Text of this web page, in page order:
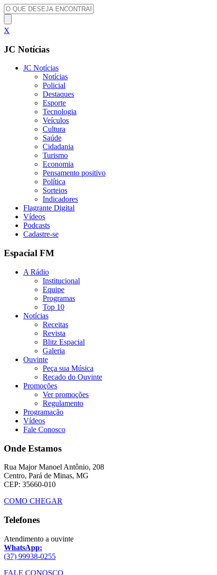
X
JC Notícias
JC Notícias
Notícias
Policial
Destaques
Esporte
Tecnologia
Veículos
Cultura
Saúde
Cidadania
Turismo
Economia
Pensamento positivo
Política
Sorteios
Indicadores
Flagrante Digital
Vídeos
Podcasts
Cadastre-se
Espacial FM
A Rádio
Institucional
Equipe
Programas
Top 10
Notícias
Receitas
Revista
Blitz Espacial
Galeria
Ouvinte
Peça sua Música
Recado do Ouvinte
Promoções
Ver promoções
Regulamento
Programação
Vídeos
Fale Conosco
Onde Estamos
Rua Major Manoel Antônio, 208
Centro, Pará de Minas, MG
CEP: 35660-010
COMO CHEGAR
Telefones
Atendimento a ouvinte
WhatsApp:
(37) 99938-0255
FALE CONOSCO